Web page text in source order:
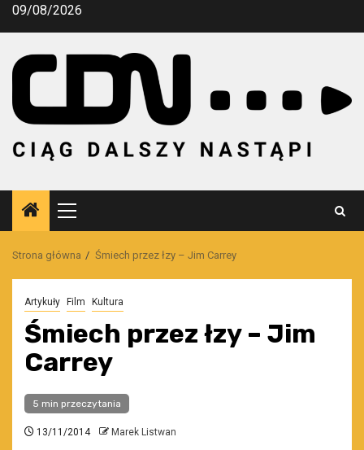
Przejdź
09/08/2026
Menu
główne
Strona główna Śmiech przez łzy – Jim Carrey
Artykuły Film Kultura
Śmiech przez łzy – Jim
Carrey
5 min przeczytania
13/11/2014 Marek Listwan